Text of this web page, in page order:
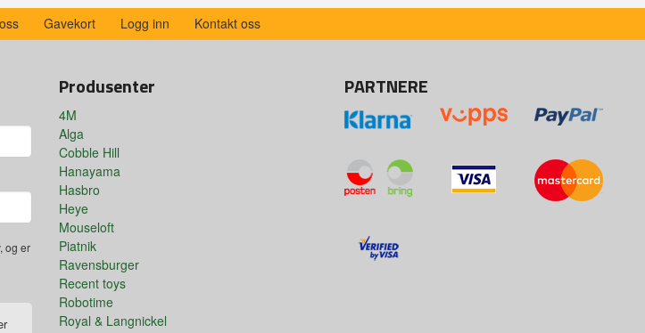
Gavekort Logg inn Kontakt oss
og er
Produsenter
4M
Alga
Cobble Hill
Hanayama
Hasbro
Heye
Mouseloft
Piatnik
Ravensburger
Recent toys
Robotime
Royal & Langnickel
PARTNERE